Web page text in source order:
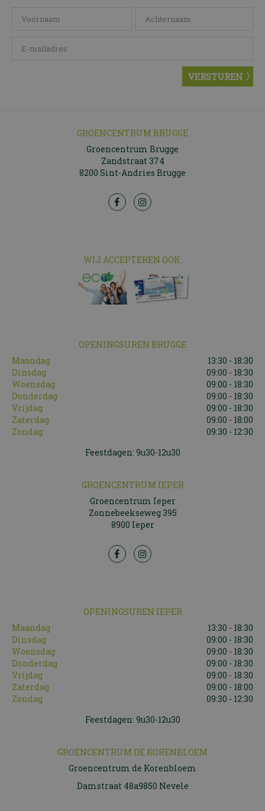
GROENCENTRUM BRUGGE
Groencentrum Brugge
Zandstraat 374
8200 Sint-Andries Brugge
WIJ ACCEPTEREN OOK:
OPENINGSUREN BRUGGE
Maandag
13:30 - 18:30
Dinsdag
09:00 - 18:30
Woensdag
09:00 - 18:30
Donderdag
09:00 - 18:30
Vrijdag
09:00 - 18:30
Zaterdag
09:00 - 18:00
Zondag
09:30 - 12:30
Feestdagen: 9u30-12u30
GROENCENTRUM IEPER
Groencentrum Ieper
Zonnebeekseweg 395
8900 Ieper
OPENINGSUREN IEPER
Maandag
13:30 - 18:30
Dinsdag
09:00 - 18:30
Woensdag
09:00 - 18:30
Donderdag
09:00 - 18:30
Vrijdag
09:00 - 18:30
Zaterdag
09:00 - 18:00
Zondag
09:30 - 12:30
Feestdagen: 9u30-12u30
GROENCENTRUM DE KORENBLOEM
Groencentrum de Korenbloem
Damstraat 48a9850 Nevele